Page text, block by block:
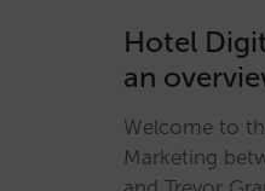
Hotel
an
Welcome to
Marketing